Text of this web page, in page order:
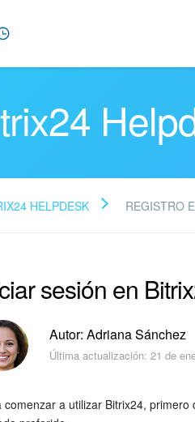
HELPDESK REGISTRO
sesión en
Autor: Adriana Sánchez
Última actualización: 21 de
comenzar a utilizar Bitrix24,